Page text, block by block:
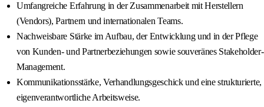
Umfangreiche Erfahrung in der Zusammenarbeit mit Herstellern
(Vendors), Partnern und internationalen Teams.
Nachweisbare Stärke im Aufbau, der Entwicklung und in der Pflege
von Kunden- und Partnerbeziehungen sowie souveränes Stakeholder-
Management.
Kommunikationsstärke, Verhandlungsgeschick und eine strukturierte,
eigenverantwortliche Arbeitsweise.